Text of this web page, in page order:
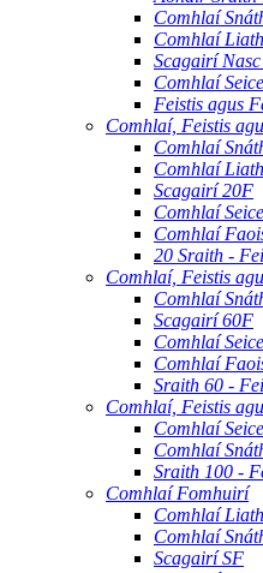
Comhlaí
Comhlaí
Scagairí
Comhlaí
Feistis agus
Comhlaí, Feistis
Comhlaí
Comhlaí
Scagairí 20F
Comhlaí
Comhlaí
20 Sraith -
Comhlaí, Feistis
Comhlaí
Scagairí 60F
Comhlaí
Comhlaí
Sraith 60 -
Comhlaí, Feistis
Comhlaí
Comhlaí
Sraith 100 -
Comhlaí Fomhuirí
Comhlaí
Comhlaí
Scagairí SF